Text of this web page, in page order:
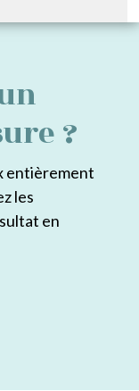
?
entièrement
les
en